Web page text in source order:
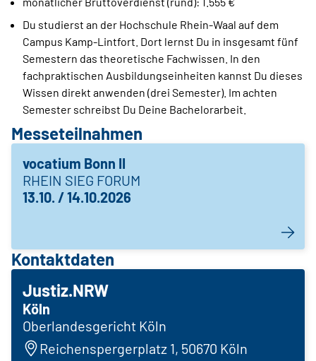
Du studierst an der Hochschule Rhein-Waal auf dem
Campus Kamp-Lintfort. Dort lernst Du in insgesamt fünf
Semestern das theoretische Fachwissen. In den
fachpraktischen Ausbildungseinheiten kannst Du dieses
Wissen direkt anwenden (drei Semester). Im achten
Semester schreibst Du Deine Bachelorarbeit.
Messeteilnahmen
vocatium Bonn II
RHEIN SIEG FORUM
13.10. / 14.10.2026
Kontaktdaten
Justiz.NRW
Köln
Oberlandesgericht Köln
Reichenspergerplatz 1, 50670 Köln